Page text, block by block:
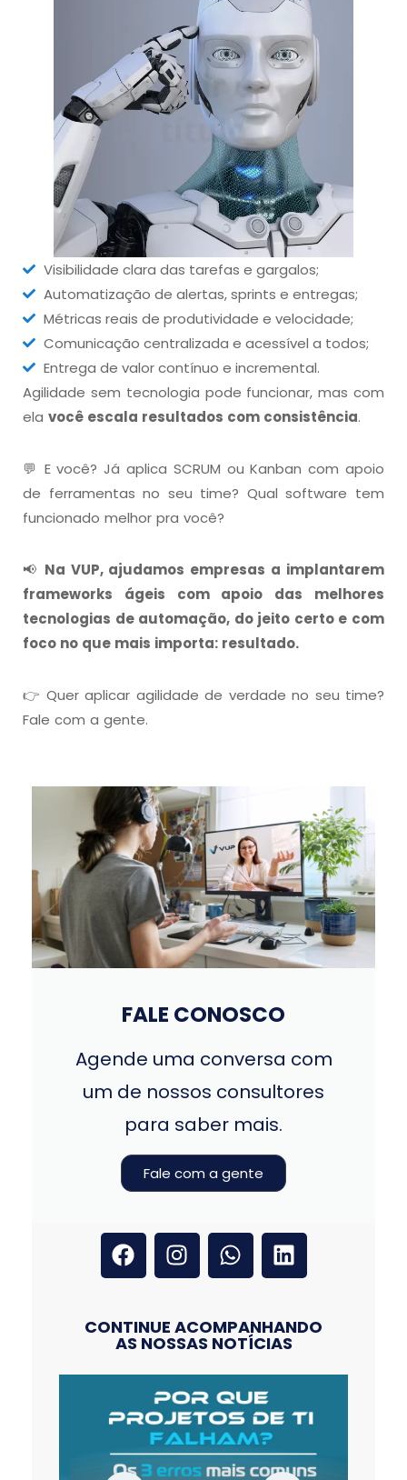
Visibilidade clara das tarefas e gargalos;
Automatização de alertas, sprints e entregas;
Métricas reais de produtividade e velocidade;
Comunicação centralizada e acessível a todos;
Entrega de valor contínuo e incremental.
Agilidade sem tecnologia pode funcionar, mas com
ela você escala resultados com consistência.
💬 E você? Já aplica SCRUM ou Kanban com apoio
de ferramentas no seu time? Qual software tem
funcionado melhor pra você?
📢 Na VUP, ajudamos empresas a implantarem
frameworks ágeis com apoio das melhores
tecnologias de automação, do jeito certo e com
foco no que mais importa: resultado.
👉 Quer aplicar agilidade de verdade no seu time?
Fale com a gente.
FALE CONOSCO
Agende uma conversa com
um de nossos consultores
para saber mais.
Fale com a gente
CONTINUE ACOMPANHANDO
AS NOSSAS NOTÍCIAS